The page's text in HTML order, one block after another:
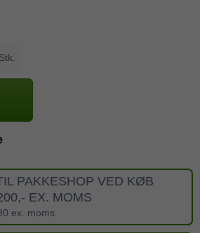
Stk.
PAKKESHOP VED KØB
EX. MOMS
ex. moms